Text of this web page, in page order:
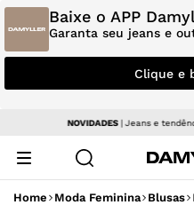
Baixe o APP
Garanta seu jeans e
Clique e
Parcele em
Home Moda Feminina Blusas